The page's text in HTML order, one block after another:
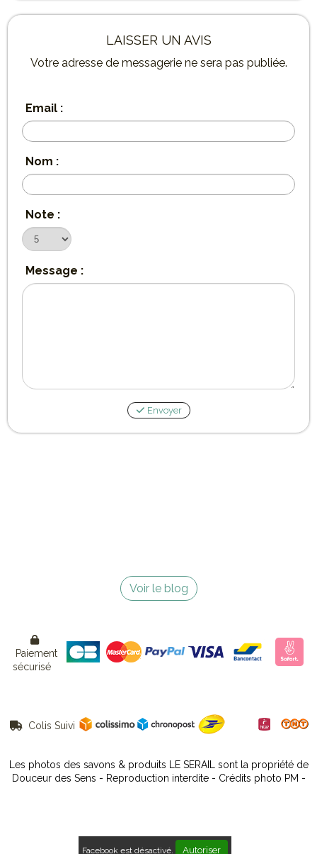
LAISSER UN AVIS
Votre adresse de messagerie ne sera pas publiée.
Email :
Nom :
Note :
Message :
Envoyer
Voir le blog

Paiement
sécurisé
 Colis Suivi
Les photos des savons & produits LE SERAIL sont la propriété de
Douceur des Sens - Reproduction interdite - Crédits photo PM -
Facebook est désactivé. Autoriser